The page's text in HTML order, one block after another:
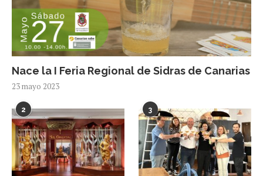
Nace la I Feria Regional de Sidras de Canarias
23 mayo 2023
2 3